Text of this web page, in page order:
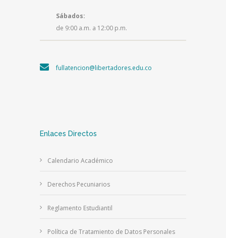
Sábados:
de 9:00 a.m. a 12:00 p.m.
fullatencion@libertadores.edu.co
Enlaces Directos
Calendario Académico
Derechos Pecuniarios
Reglamento Estudiantil
Política de Tratamiento de Datos Personales